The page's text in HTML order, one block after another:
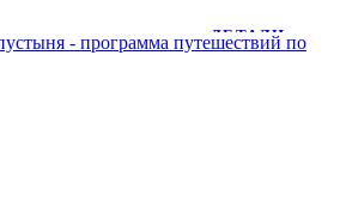
ДЕТАЛИ